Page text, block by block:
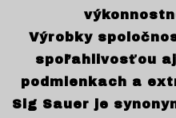
Výrobky
spoľahlivosťou
podmienkach a
Sig Sauer je